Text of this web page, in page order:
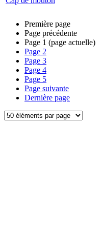
Première page
Page précédente
Page 1 (page actuelle)
Page 2
Page 3
Page 4
Page 5
Page suivante
Dernière page